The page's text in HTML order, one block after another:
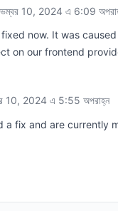
10, 2024 এ 6:09
now. It was
on our frontend
10, 2024 এ 5:55 অপরাহ্ন
a fix and are currently